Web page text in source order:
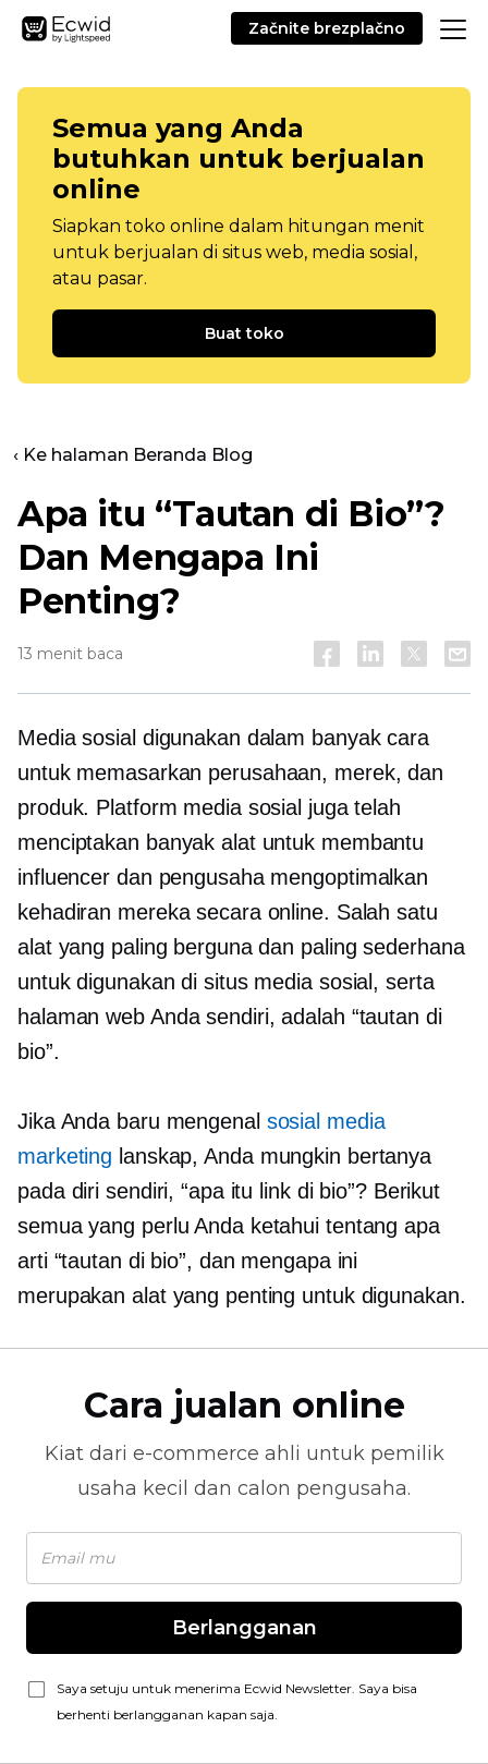
Začnite brezplačno
Semua yang Anda
butuhkan untuk berjualan
online
Siapkan toko online dalam hitungan menit
untuk berjualan di situs web, media sosial,
atau pasar.
Buat toko
‹ Ke halaman Beranda Blog
Apa itu “Tautan di Bio”?
Dan Mengapa Ini
Penting?
13 menit baca
Media sosial digunakan dalam banyak cara
untuk memasarkan perusahaan, merek, dan
produk. Platform media sosial juga telah
menciptakan banyak alat untuk membantu
influencer dan pengusaha mengoptimalkan
kehadiran mereka secara online. Salah satu
alat yang paling berguna dan paling sederhana
untuk digunakan di situs media sosial, serta
halaman web Anda sendiri, adalah “tautan di
bio”.
Jika Anda baru mengenal sosial media
marketing lanskap, Anda mungkin bertanya
pada diri sendiri, “apa itu link di bio”? Berikut
semua yang perlu Anda ketahui tentang apa
arti “tautan di bio”, dan mengapa ini
merupakan alat yang penting untuk digunakan.
Cara jualan online
Kiat dari e-commerce ahli untuk pemilik
usaha kecil dan calon pengusaha.
Berlangganan
Saya setuju untuk menerima Ecwid Newsletter. Saya bisa
berhenti berlangganan kapan saja.